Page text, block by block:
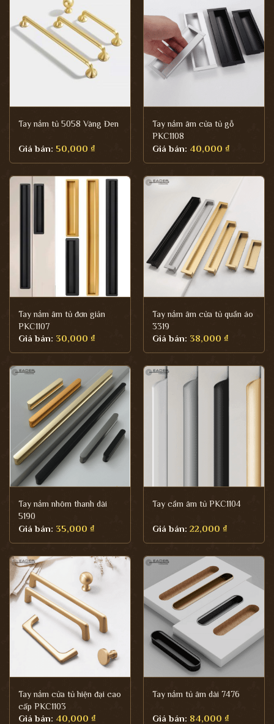
Tay nắm tủ 5058 Vàng Đen
Giá bán: 50,000 ₫
Tay nắm âm cửa tủ gỗ
PKC1108
Giá bán: 40,000 ₫
Tay nắm âm tủ đơn giản
PKC1107
Giá bán: 30,000 ₫
Tay nắm âm cửa tủ quần áo
3319
Giá bán: 38,000 ₫
Tay nắm nhôm thanh dài
5190
Giá bán: 35,000 ₫
Tay cầm âm tủ PKC1104
Giá bán: 22,000 ₫
Tay nắm cửa tủ hiện đại cao
cấp PKC1103
Giá bán: 40,000 ₫
Tay nắm tủ âm dài 7476
Giá bán: 84,000 ₫